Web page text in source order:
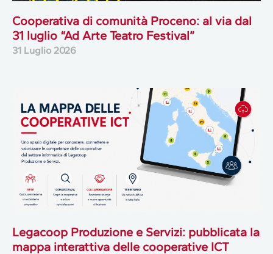
Cooperativa di comunità Proceno: al via dal
31 luglio “Ad Arte Teatro Festival”
31 Luglio 2026
Legacoop Produzione e Servizi: pubblicata la
mappa interattiva delle cooperative ICT